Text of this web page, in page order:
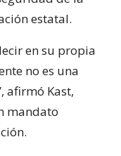
estatal.
en su propia
no es una
afirmó Kast,
mandato